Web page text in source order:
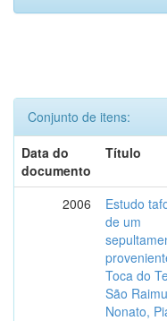
Conjunto de itens:
Data do
documento
Título
2006
Estudo
de um
Toca do
São
Nonato,